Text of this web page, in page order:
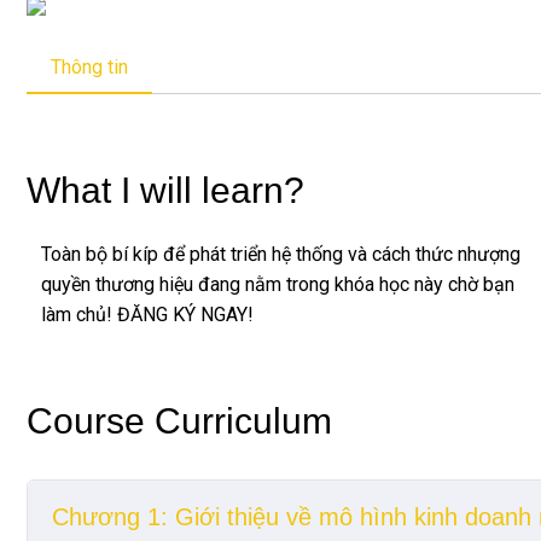
Thông tin
What I will learn?
Toàn bộ bí kíp để phát triển hệ thống và cách thức nhượng
quyền thương hiệu đang nằm trong khóa học này chờ bạn
làm chủ! ĐĂNG KÝ NGAY!
Course Curriculum
Chương 1: Giới thiệu về mô hình kinh